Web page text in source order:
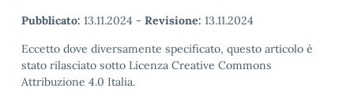
Pubblicato: 13.11.2024 - Revisione: 13.11.2024
Eccetto dove diversamente specificato, questo articolo è
stato rilasciato sotto Licenza Creative Commons
Attribuzione 4.0 Italia.